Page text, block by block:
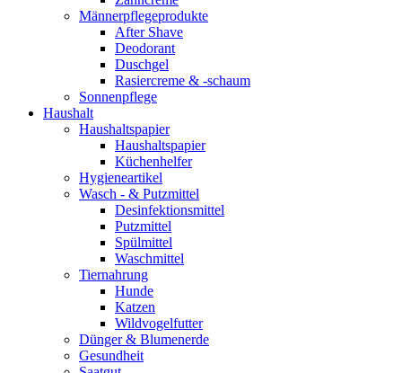
Männerpflegeprodukte
After Shave
Deodorant
Duschgel
Rasiercreme & -schaum
Sonnenpflege
Haushalt
Haushaltspapier
Haushaltspapier
Küchenhelfer
Hygieneartikel
Wasch - & Putzmittel
Desinfektionsmittel
Putzmittel
Spülmittel
Waschmittel
Tiernahrung
Hunde
Katzen
Wildvogelfutter
Dünger & Blumenerde
Gesundheit